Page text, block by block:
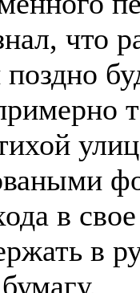
что
в
в